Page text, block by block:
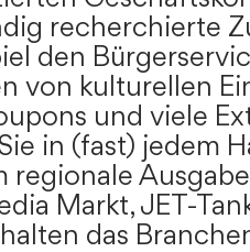
recherchierte
den
von kulturellen
und viele
in (fast) jedem
regionale
Markt, JET-
das